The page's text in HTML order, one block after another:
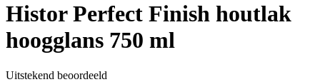
Histor Perfect Finish houtlak
hoogglans 750 ml
Uitstekend beoordeeld